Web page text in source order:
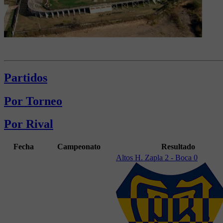
Partidos
Por Torneo
Por Rival
Fecha Campeonato
Resultado
Altos H. Zapla 2 - Boca 0